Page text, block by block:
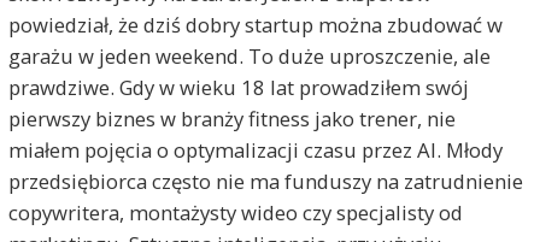
powiedział, że dziś dobry startup można zbudować w
garażu w jeden weekend. To duże uproszczenie, ale
prawdziwe. Gdy w wieku 18 lat prowadziłem swój
pierwszy biznes w branży fitness jako trener, nie
miałem pojęcia o optymalizacji czasu przez AI. Młody
przedsiębiorca często nie ma funduszy na zatrudnienie
copywritera, montażysty wideo czy specjalisty od